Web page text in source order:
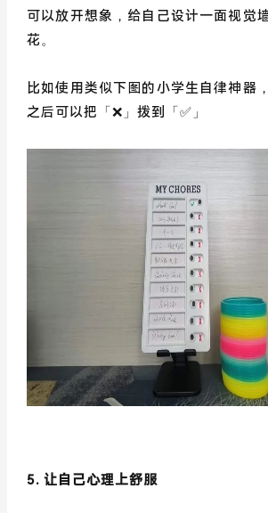
可以放开想象，给自己设计一面视觉
花。
比如使用类似下图的小学生自律神器
之后可以把「❌」拨到「✅」
5. 让自己心理上舒服